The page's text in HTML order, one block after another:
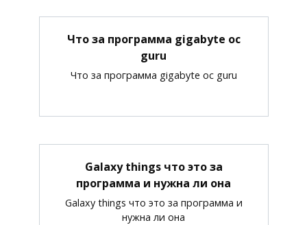
Что за программа gigabyte oc
guru
Что за программа gigabyte oc guru
Galaxy things что это за
программа и нужна ли она
Galaxy things что это за программа и
нужна ли она